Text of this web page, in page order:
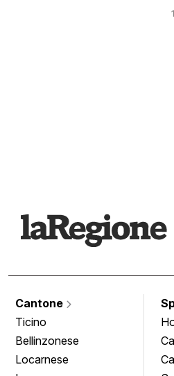
Cantone
Ticino
Bellinzonese
Locarnese